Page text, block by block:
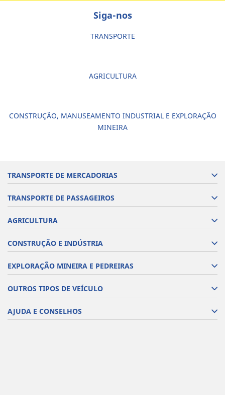
Siga-nos
TRANSPORTE
AGRICULTURA
CONSTRUÇÃO, MANUSEAMENTO INDUSTRIAL E EXPLORAÇÃO
MINEIRA
TRANSPORTE DE MERCADORIAS
TRANSPORTE DE PASSAGEIROS
AGRICULTURA
CONSTRUÇÃO E INDÚSTRIA
EXPLORAÇÃO MINEIRA E PEDREIRAS
OUTROS TIPOS DE VEÍCULO
AJUDA E CONSELHOS